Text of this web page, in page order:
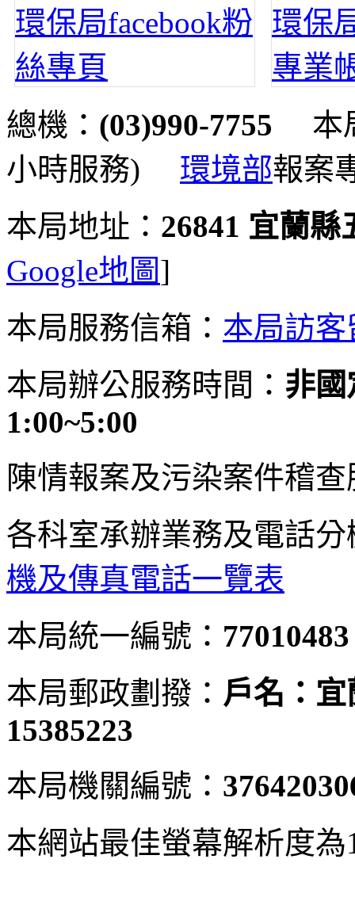
總機： (03)990-7755 本
小時服務) 環境部報案
本局地址： 26841 宜蘭縣
Google地圖]
本局服務信箱： 本局訪客
本局辦公服務時間： 非國
1:00~5:00
陳情報案及污染案件稽
各科室承辦業務及電話分
機及傳真電話一覽表
本局統一編號： 77010483
本局郵政劃撥： 戶名：
15385223
本局機關編號：
本網站最佳螢幕解析度